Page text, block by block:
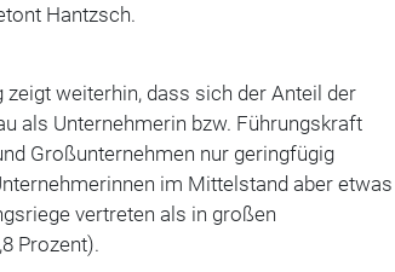
Hantzsch.
weiterhin, dass sich der Anteil der
als Unternehmerin bzw. Führungskraft
Großunternehmen nur geringfügig
im Mittelstand aber etwas
vertreten als in großen
Prozent).